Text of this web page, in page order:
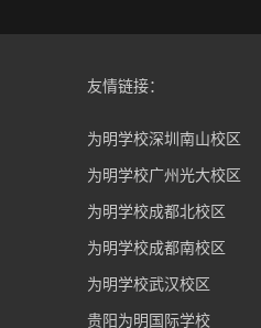
友情链接：
为明学校深圳南山校区
为明学校广州光大校区
为明学校成都北校区
为明学校成都南校区
为明学校武汉校区
贵阳为明国际学校